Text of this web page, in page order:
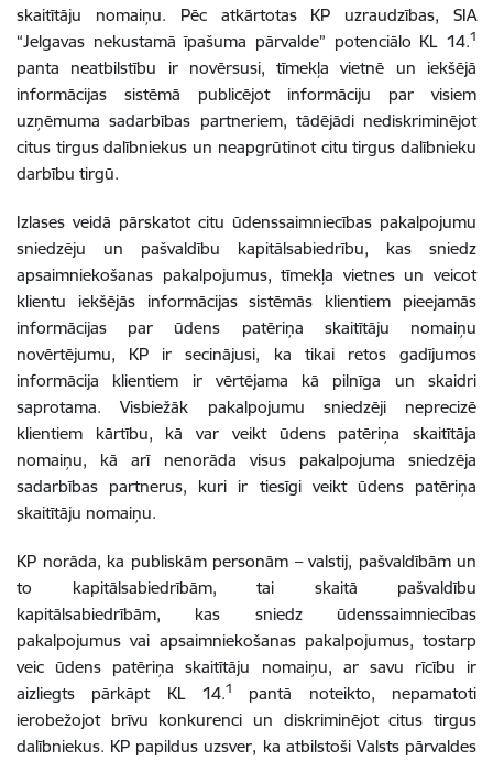
skaitītāju nomaiņu. Pēc atkārtotas KP uzraudzības, SIA
“Jelgavas nekustamā īpašuma pārvalde” potenciālo KL 14.1
panta neatbilstību ir novērsusi, tīmekļa vietnē un iekšējā
informācijas sistēmā publicējot informāciju par visiem
uzņēmuma sadarbības partneriem, tādējādi nediskriminējot
citus tirgus dalībniekus un neapgrūtinot citu tirgus dalībnieku
darbību tirgū.
Izlases veidā pārskatot citu ūdenssaimniecības pakalpojumu
sniedzēju un pašvaldību kapitālsabiedrību, kas sniedz
apsaimniekošanas pakalpojumus, tīmekļa vietnes un veicot
klientu iekšējās informācijas sistēmās klientiem pieejamās
informācijas par ūdens patēriņa skaitītāju nomaiņu
novērtējumu, KP ir secinājusi, ka tikai retos gadījumos
informācija klientiem ir vērtējama kā pilnīga un skaidri
saprotama. Visbiežāk pakalpojumu sniedzēji neprecizē
klientiem kārtību, kā var veikt ūdens patēriņa skaitītāja
nomaiņu, kā arī nenorāda visus pakalpojuma sniedzēja
sadarbības partnerus, kuri ir tiesīgi veikt ūdens patēriņa
skaitītāju nomaiņu.
KP norāda, ka publiskām personām – valstij, pašvaldībām un
to kapitālsabiedrībām, tai skaitā pašvaldību
kapitālsabiedrībām, kas sniedz ūdenssaimniecības
pakalpojumus vai apsaimniekošanas pakalpojumus, tostarp
veic ūdens patēriņa skaitītāju nomaiņu, ar savu rīcību ir
aizliegts pārkāpt KL 14.1
pantā noteikto, nepamatoti
ierobežojot brīvu konkurenci un diskriminējot citus tirgus
dalībniekus. KP papildus uzsver, ka atbilstoši Valsts pārvaldes